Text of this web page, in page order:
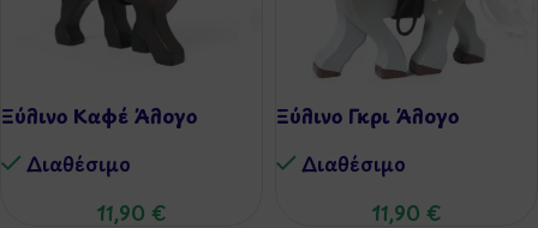
Ξύλινο Καφέ Άλογο
Διαθέσιμo
11,90 €
Ξύλινο Γκρι Άλογο
Διαθέσιμo
11,90 €